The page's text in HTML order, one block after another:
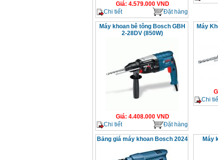
Giá: 4.579.000VND
Chi tiết
Đặt hàng
Máy khoan bê tông Bosch GBH
2-28DV (850W)
Giá: 4.408.000VND
Chi tiết
Đặt hàng
Máy
Chi
Bảng giá máy khoan Bosch 2024 Máy